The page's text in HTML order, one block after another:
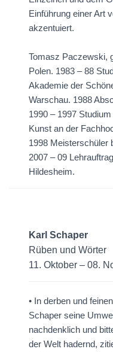
Einführung einer Art
akzentuiert.
Tomasz Paczewski,
Polen. 1983 – 88
Akademie der
Warschau. 1988
1990 – 1997
Kunst an der
1998 Meisterschüler
2007 – 09
Hildesheim.
Karl Schaper
Rüben und Wörter
11. Oktober – 08.
• In derben und
Schaper seine
nachdenklich und
der Welt hadernd,